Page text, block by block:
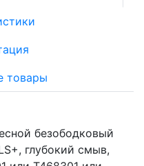
товары
безободковый
глубокий смыв,